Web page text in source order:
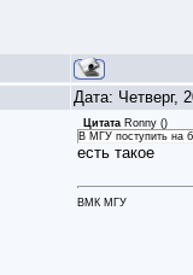
Дата: Четверг,
Цитата Ronny ()
В МГУ поступить на
есть такое
ВМК МГУ